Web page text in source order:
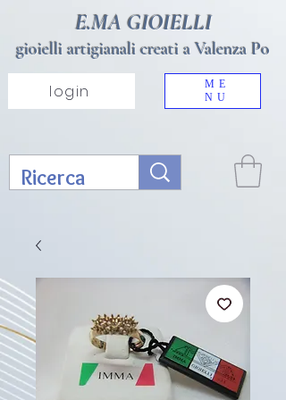
ME
NU
E.MA GIOIELLI
gioielli artigianali creati a Valenza Po
login